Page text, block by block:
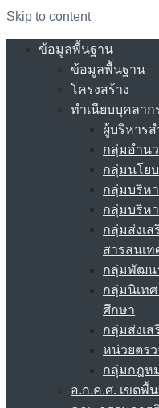
Skip to content
ข้อมูลพื้นฐาน
ข้อมูลพื้นฐาน
โครงสร้าง
ทำเนียบบุคลาก
ผู้บริหาร
กลุ่มอำน
กลุ่มนโย
กลุ่มบริห
กลุ่มบริห
กลุ่มส่งเ
สารสนเ
กลุ่มพัฒน
กลุ่มนิเท
ศึกษา
กลุ่มส่งเ
หน่วยตร
กลุ่มกฎห
อ.ก.ค.ศ. เขตพื้